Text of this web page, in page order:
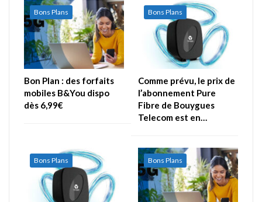
Bons Plans
Bon Plan : des forfaits
mobiles B&You dispo
dès 6,99€
Bons Plans
Comme prévu, le prix de
l’abonnement Pure
Fibre de Bouygues
Telecom est en…
Bons Plans Bons Plans